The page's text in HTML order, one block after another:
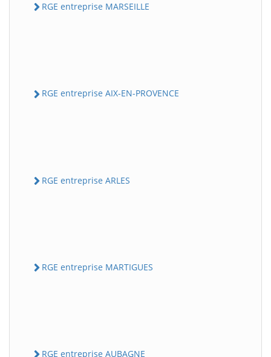
RGE entreprise MARSEILLE
RGE entreprise AIX-EN-PROVENCE
RGE entreprise ARLES
RGE entreprise MARTIGUES
RGE entreprise AUBAGNE